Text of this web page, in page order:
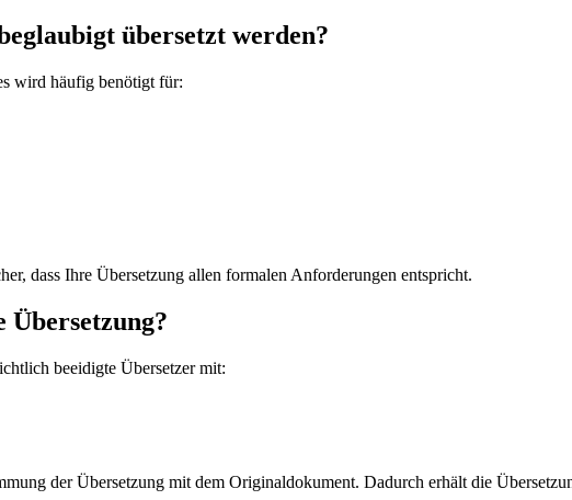
übersetzt werden?
wird häufig benötigt für:
dass Ihre Übersetzung allen formalen Anforderungen entspricht.
Übersetzung?
beeidigte Übersetzer mit:
der Übersetzung mit dem Originaldokument. Dadurch erhält die